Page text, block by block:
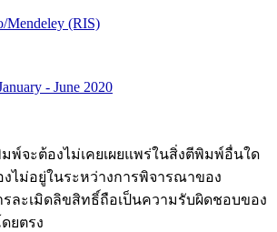
Mendeley (RIS)
- June 2020
พ์จะต้องไม่เคยเผยแพร่ในสิ่งตีพิมพ์อื่นใด
ไม่อยู่ในระหว่างการพิจารณาของ
รละเมิดลิขสิทธิ์ถือเป็นความรับผิดชอบของ
ยตรง